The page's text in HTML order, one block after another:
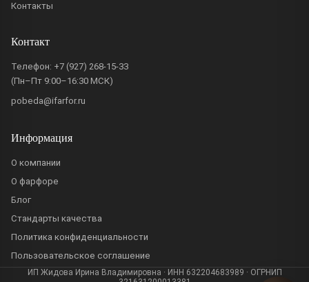
Контакты
Контакт
Телефон: +7 (927) 268-15-33
(Пн–Пт 9:00–16:30 МСК)
pobeda@ifarfor.ru
Информация
О компании
О фарфоре
Блог
Стандарты качества
Политика конфиденциальности
Пользовательское соглашение
ИП Жидова Ирина Владимировна · ИНН 632204683989 · ОГРНИП